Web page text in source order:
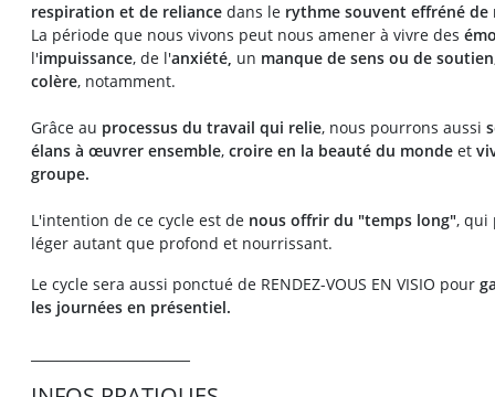
respiration et de reliance dans le rythme souvent effréné de
La période que nous vivons peut nous amener à vivre des
l'impuissance, de l'anxiété, un manque de sens ou de soutien
colère, notamment.
Grâce au processus du travail qui relie, nous pourrons aussi
élans à œuvrer ensemble, croire en la beauté du monde et
groupe.
L'intention de ce cycle est de nous offrir du "temps long", qui
léger autant que profond et nourrissant.
Le cycle sera aussi ponctué de RENDEZ-VOUS EN VISIO pour
les journées en présentiel.